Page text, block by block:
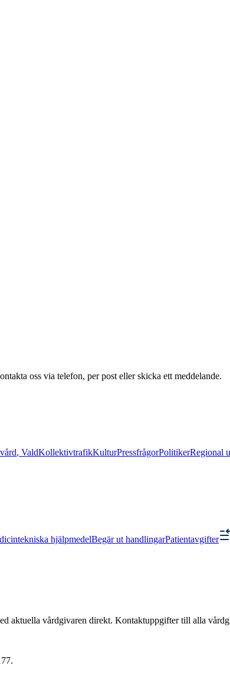
oss via telefon, per post eller skicka ett meddelande.
, ValdKollektivtrafikKulturPressfrågorPolitikerRegional
hjälpmedelBegär ut handlingarPatientavgifter
aktuella vårdgivaren direkt. Kontaktuppgifter till alla